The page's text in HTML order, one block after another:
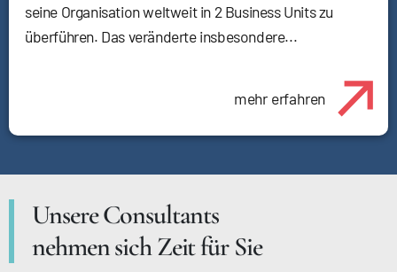
seine Organisation weltweit in 2 Business Units zu
überführen. Das veränderte insbesondere...
mehr erfahren
Unsere Consultants
nehmen sich Zeit für Sie